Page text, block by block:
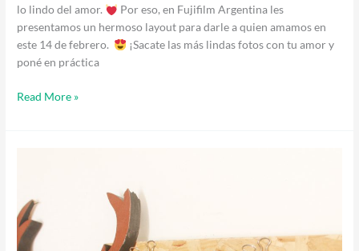
lo lindo del amor.
Por eso, en Fujifilm Argentina les
presentamos un hermoso layout para darle a quien amamos en
este 14 de febrero.
¡Sacate las más lindas fotos con tu amor y
poné en práctica
Read More »
con
fotos
Instax!